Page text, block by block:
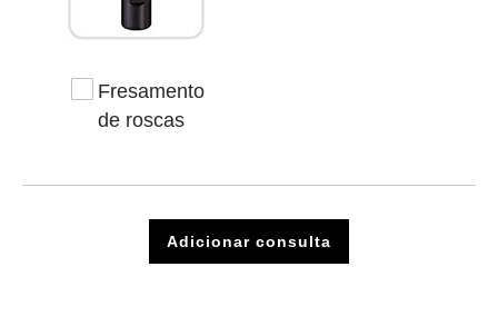
Fresamento
de roscas
Adicionar consulta